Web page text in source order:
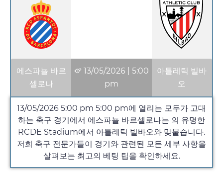
에스파뇰 바르
셀로나
13/05/2026
5:00
pm
아틀레틱 빌바
오
13/05/2026 5:00 pm 5:00 pm에 열리는 모두가 고대
하는 축구 경기에서 에스파뇰 바르셀로나는 의 유명한
RCDE Stadium에서 아틀레틱 빌바오와 맞붙습니다.
저희 축구 전문가들이 경기와 관련된 모든 세부 사항을
살펴보는 최고의 베팅 팁을 확인하세요.